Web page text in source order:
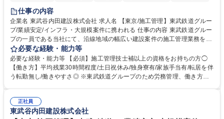
仕事の内容
企業名 東武谷内田建設株式会社 求人名 【東京/施工管理】東武鉄道グルー
プ/業績安定/インフラ・大規模案件に携われる 仕事の内容 東武鉄道グルー
プの一員である当社にて、沿線地域の幅広い建設案件の施工管理業務をお
任せします。東武Gからの案件が7～8割な為、埼玉・千葉・東京エリアで
転勤無、安定した案件供給により働きやすい環境です。 【詳細】ご経験や
志向に合わせて、当社の「建築事業(鉄道関連施設等)」「土木事業(鉄道関
連や周辺の土木施工)」「線路事業(東武鉄道の線路を中心とした工事)」の
工事/東京スカイツリー駅付近仮線軌道切替工事 【事例】https://tobu-yach
ida.co.jp/works/construction/ 募集職種 【東京/施工管理】東武鉄道グルー
必要な経験・能力等
必要な経験・能力等 【必須】施工管理技士補以上の資格をお持ちの方◯
【働き方】平均残業30時間程度/土日祝休み/独身寮有/家族手当有/転居を伴
う転勤無し/働きやすさ◎ ※東武鉄道グループのため労務管理、働き方は
力】■東武(鉄道)グループの一員であり、会社基盤として非常に安定 ■鉄道
沿線での業務のため基本的に転勤、出張無 ■創業97年の安定基盤/平均勤続
正社員
東武谷内田建設株式会社